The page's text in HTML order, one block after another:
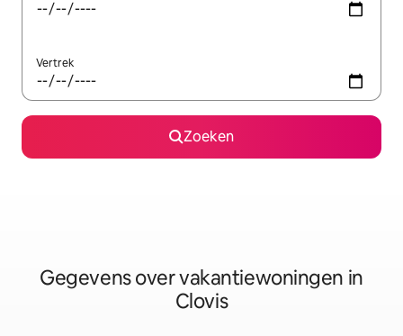
Vertrek
Zoeken
Gegevens over vakantiewoningen in
Clovis